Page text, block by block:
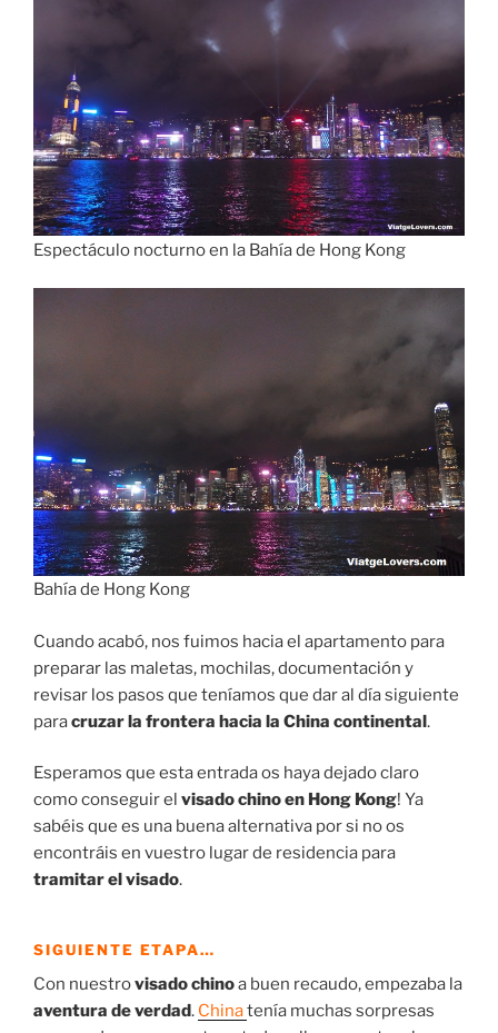
Espectáculo nocturno en la Bahía de Hong Kong
Bahía de Hong Kong
Cuando acabó, nos fuimos hacia el apartamento para
preparar las maletas, mochilas, documentación y
revisar los pasos que teníamos que dar al día siguiente
paracruzar la frontera hacia la China continental.
Esperamos que esta entrada os haya dejado claro
como conseguir el visado chino en Hong Kong! Ya
sabéis que es una buena alternativa por si no os
encontráis en vuestro lugar de residencia para
tramitar el visado.
SIGUIENTE ETAPA…
Con nuestrovisado chinoa buen recaudo, empezaba la
aventura de verdad. Chinatenía muchas sorpresas